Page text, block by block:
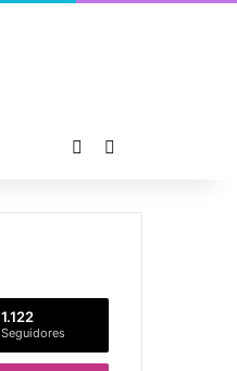
Publicación al azar
1.122
Seguidores